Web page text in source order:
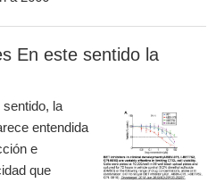
En este sentido la
la
entendida
e
que